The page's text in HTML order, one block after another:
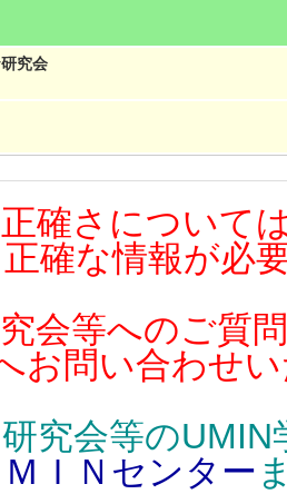
究会
確さについて
確な情報が必
会等へのご質
お問い合わせ
究会等の
ＭＩＮセンター